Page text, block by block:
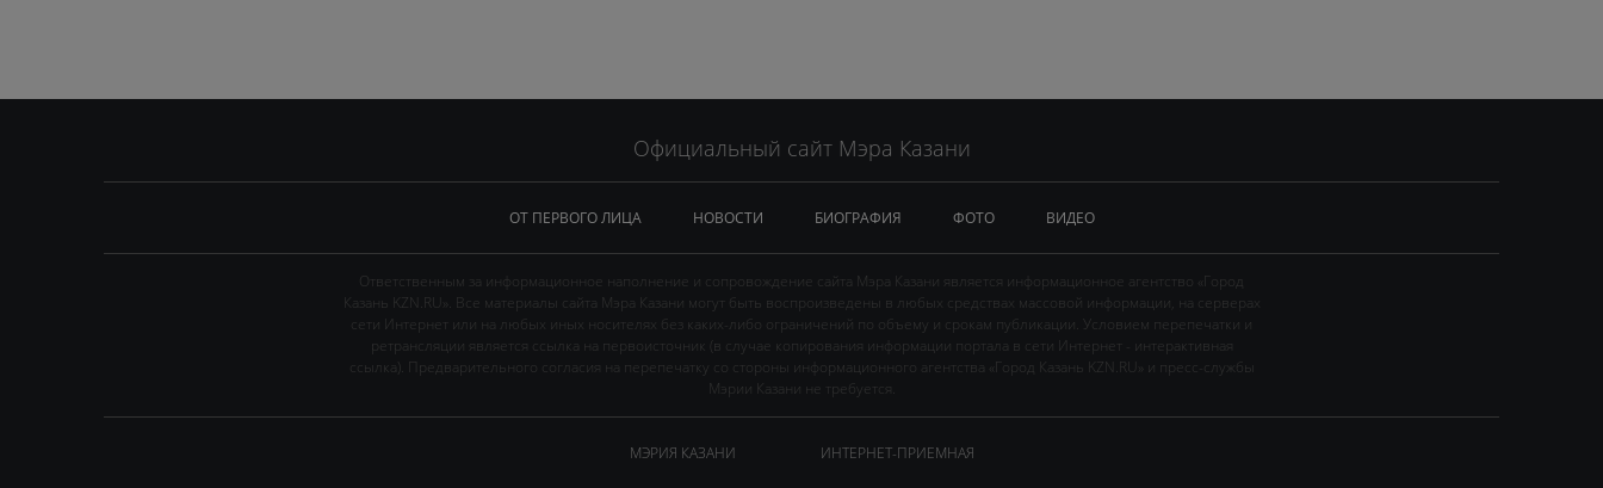
Официальный сайт Мэра Казани
ОТ ПЕРВОГО ЛИЦА НОВОСТИ БИОГРАФИЯ ФОТО ВИДЕО
Ответственным за информационное наполнение и сопровождение сайта Мэра Казани является информационное агентство «Город
Казань KZN.RU». Все материалы сайта Мэра Казани могут быть воспроизведены в любых средствах массовой информации, на серверах
сети Интернет или на любых иных носителях без каких-либо ограничений по объему и срокам публикации. Условием перепечатки и
ретрансляции является ссылка на первоисточник (в случае копирования информации портала в сети Интернет - интерактивная
ссылка). Предварительного согласия на перепечатку со стороны информационного агентства «Город Казань KZN.RU» и пресс-службы
Мэрии Казани не требуется.
МЭРИЯ КАЗАНИ ИНТЕРНЕТ-ПРИЕМНАЯ